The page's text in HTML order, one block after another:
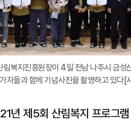
복지진흥원장이 4일 전남 나주시 금성
자들과 함께 기념사진을 촬영하고 있다[
년 제5회 산림복지 프로그